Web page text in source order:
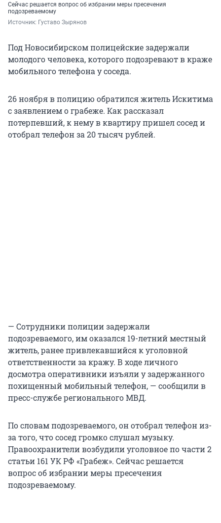
Сейчас решается вопрос об избрании меры пресечения
подозреваемому
Источник: Густаво Зырянов
Под Новосибирском полицейские задержали
молодого человека, которого подозревают в краже
мобильного телефона у соседа.
26 ноября в полицию обратился житель Искитима
с заявлением о грабеже. Как рассказал
потерпевший, к нему в квартиру пришел сосед и
отобрал телефон за 20 тысяч рублей.
— Сотрудники полиции задержали
подозреваемого, им оказался 19-летний местный
житель, ранее привлекавшийся к уголовной
ответственности за кражу. В ходе личного
досмотра оперативники изъяли у задержанного
похищенный мобильный телефон, — сообщили в
пресс-службе регионального МВД.
По словам подозреваемого, он отобрал телефон из-
за того, что сосед громко слушал музыку.
Правоохранители возбудили уголовное по части 2
статьи 161 УК РФ «Грабеж». Сейчас решается
вопрос об избрании меры пресечения
подозреваемому.